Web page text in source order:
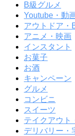
B級グルメ
Youtube・動
アウトドア・
アニメ・映画
インスタント
お菓子
お酒
キャンペーン
グルメ
コンビニ
スイーツ
テイクアウト
デリバリー・